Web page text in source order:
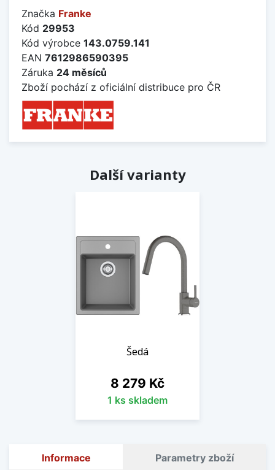
Značka Franke
Kód 29953
Kód výrobce 143.0759.141
EAN 7612986590395
Záruka 24 měsíců
Zboží pochází z oficiální distribuce pro ČR
Další varianty
Šedá
Cena
8 279 Kč
1 ks skladem
Informace Parametry zboží